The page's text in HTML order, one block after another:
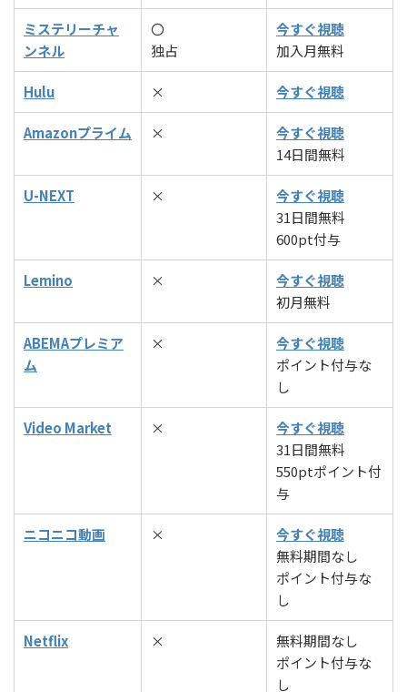
ミステリーチャ
ンネル
〇
独占
今すぐ視聴
加入月無料
Hulu × 今すぐ視聴
Amazonプライム ×
今すぐ視聴
14日間無料
U-NEXT ×
今すぐ視聴
31日間無料
600pt付与
Lemino ×
今すぐ視聴
初月無料
ABEMAプレミア
ム
×
今すぐ視聴
ポイント付与な
し
Video Market ×
今すぐ視聴
31日間無料
550ptポイント付
与
ニコニコ動画 ×
今すぐ視聴
無料期間なし
ポイント付与な
し
Netflix ×
無料期間なし
ポイント付与な
し